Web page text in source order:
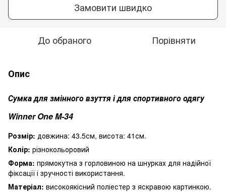
Замовити швидко
До обраного Порівняти
Опис
Сумка для змінного взуття і для спортивного одягу
Winner One M-34
Розмір: довжина: 43.5см, висота: 41см.
Колір: різнокольоровий
Форма: прямокутна з горловиною на шнурках для надійної
фіксації і зручності використання.
Матеріал: високоякісний поліестер з яскравою картинкою.